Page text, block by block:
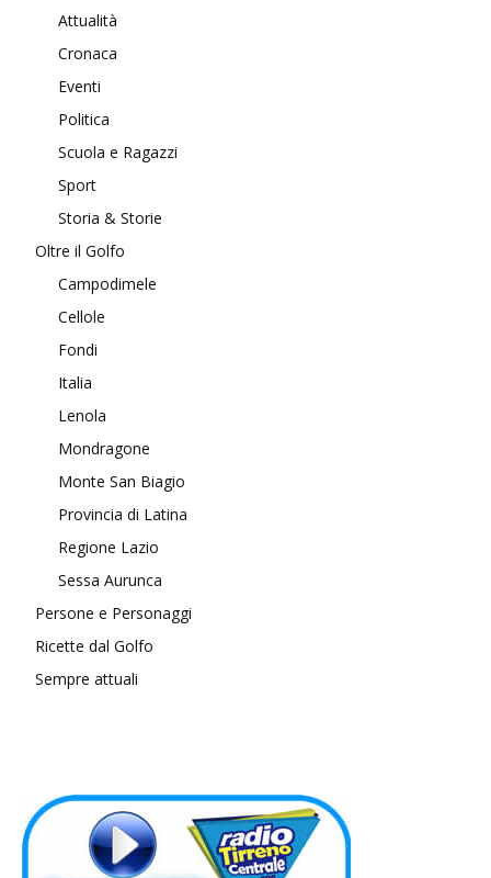
Attualità
Cronaca
Eventi
Politica
Scuola e Ragazzi
Sport
Storia & Storie
Oltre il Golfo
Campodimele
Cellole
Fondi
Italia
Lenola
Mondragone
Monte San Biagio
Provincia di Latina
Regione Lazio
Sessa Aurunca
Persone e Personaggi
Ricette dal Golfo
Sempre attuali